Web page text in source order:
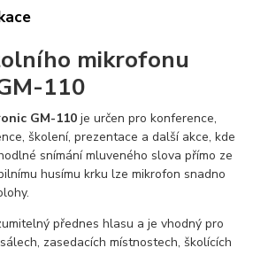
mikrofonu
110
GM-110 je určen pro konference,
školení, prezentace a další akce, kde
snímání mluveného slova přímo ze
husímu krku lze mikrofon snadno
přednes hlasu a je vhodný pro
zasedacích místnostech, školících